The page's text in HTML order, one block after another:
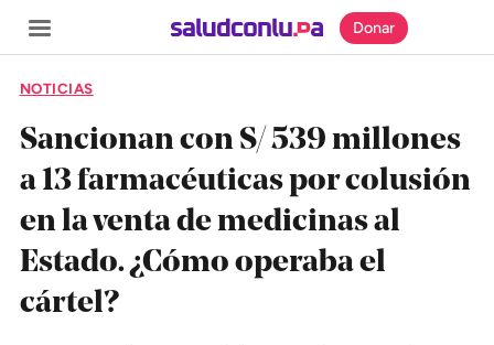
SECCIONES
Inicio
Noticias
Especiales
Donar
NOTICIAS
Sancionan con S/ 539 millones
a 13 farmacéuticas por colusión
en la venta de medicinas al
Estado. ¿Cómo operaba el
cártel?